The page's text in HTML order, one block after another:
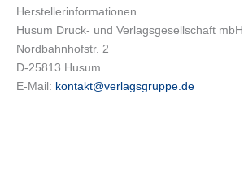
Herstellerinformationen
Husum Druck- und Verlagsgesellschaft
Nordbahnhofstr. 2
D-25813 Husum
E-Mail: kontakt@verlagsgruppe.de